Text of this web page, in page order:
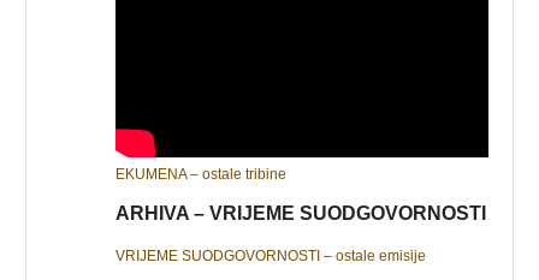
EKUMENA – ostale tribine
ARHIVA – VRIJEME SUODGOVORNOSTI
VRIJEME SUODGOVORNOSTI – ostale emisije